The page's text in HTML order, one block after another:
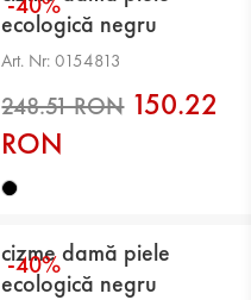
ecologică negru
Art. Nr: 0154813
150.22
RON
-40%
cizme damă piele
ecologică negru